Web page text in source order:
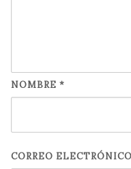
NOMBRE *
CORREO ELECTRÓNICO